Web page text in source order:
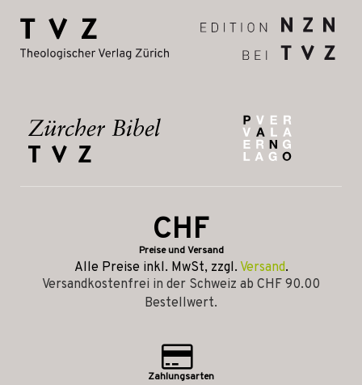
CHF
Preise und Versand
Alle Preise inkl. MwSt, zzgl. Versand.
Versandkostenfrei in der Schweiz ab CHF 90.00
Bestellwert.
Zahlungsarten